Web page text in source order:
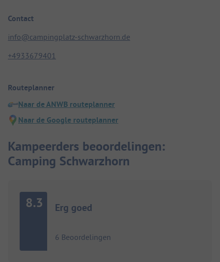
Contact
info@campingplatz-schwarzhorn.de
+4933679401
Routeplanner
Naar de ANWB routeplanner
Naar de Google routeplanner
Kampeerders beoordelingen:
Camping Schwarzhorn
8.3 Erg goed
6 Beoordelingen